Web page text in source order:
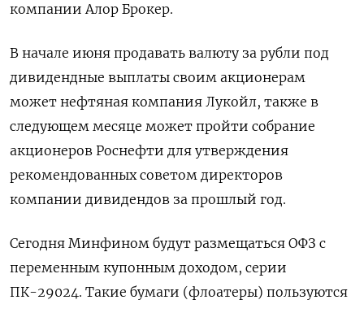
компании Алор Брокер.
В начале июня продавать валюту за рубли под
дивидендные выплаты своим акционерам
может нефтяная компания Лукойл, также в
следующем месяце может пройти собрание
акционеров Роснефти для утверждения
рекомендованных советом директоров
компании дивидендов за прошлый год.
Сегодня Минфином будут размещаться ОФЗ с
переменным купонным доходом, серии
ПК-29024. Такие бумаги (флоатеры) пользуются